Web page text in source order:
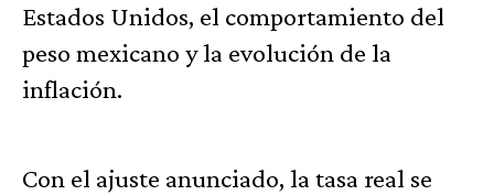
Estados Unidos, el comportamiento del
peso mexicano y la evolución de la
inflación.
Con el ajuste anunciado, la tasa real se